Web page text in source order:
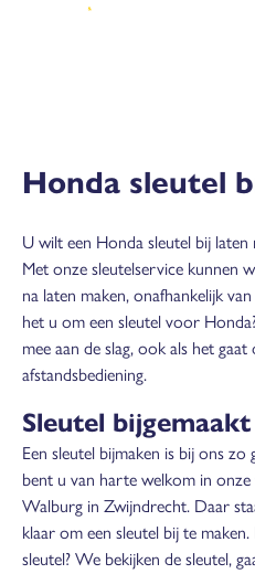
Honda sleutel
U wilt een Honda sleutel bij
Met onze sleutelservice kunnen
na laten maken, onafhankelijk
het u om een sleutel voor
mee aan de slag, ook als het
afstandsbediening.
Sleutel
Een sleutel bijmaken is bij ons zo
bent u van harte welkom in
Walburg in Zwijndrecht. Daar
klaar om een sleutel bij te
sleutel? We bekijken de sleutel,